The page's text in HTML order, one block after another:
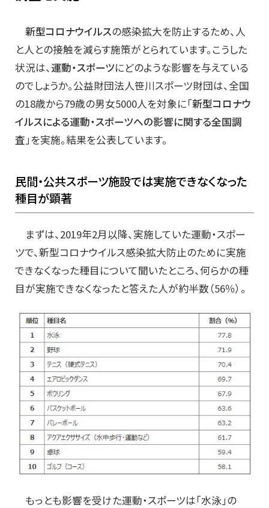
新型コロナウイルスの感染拡大を防止するため、人
と人との接触を減らす施策がとられています。こうした
状況は、運動・スポーツにどのような影響を与えている
のでしょうか。公益財団法人笹川スポーツ財団は、全国
の18歳から79歳の男女5000人を対象に「新型コロナウ
イルスによる運動・スポーツへの影響に関する全国調
査」を実施。結果を公表しています。
民間・公共スポーツ施設では実施できなくなった
種目が顕著
まずは、2019年2月以降、実施していた運動・スポー
ツで、新型コロナウイルス感染拡大防止のために実施
できなくなった種目について聞いたところ、何らかの種
目が実施できなくなったと答えた人が約半数（56％）。
もっとも影響を受けた運動・スポーツは「水泳」の